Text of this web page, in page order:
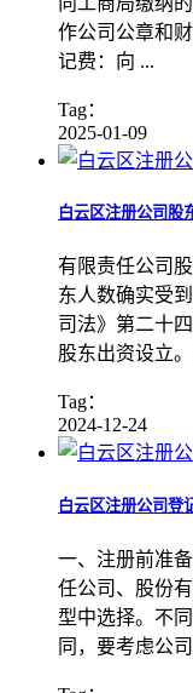
作公司公章和
记费：向 ...
Tag：
2025-01-09
白云区注册公司股
有限责任公司
东人数确实受
司法》第二十
股东出资设立
Tag：
2024-12-24
白云区注册公司登
一、注册前准
任公司、股份
型中选择。不
同，要考虑公